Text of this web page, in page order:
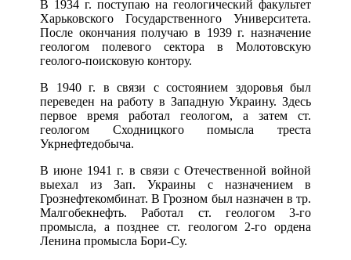
В 1934 г. поступаю на геологический факультет
Харьковского Государственного Университета.
После окончания получаю в 1939 г. назначение
геологом полевого сектора в Молотовскую
геолого-поисковую контору.
В 1940 г. в связи с состоянием здоровья был
переведен на работу в Западную Украину. Здесь
первое время работал геологом, а затем ст.
геологом Сходницкого помысла треста
Укрнефтедобыча.
В июне 1941 г. в связи с Отечественной войной
выехал из Зап. Украины с назначением в
Грознефтекомбинат. В Грозном был назначен в тр.
Малгобекнефть. Работал ст. геологом 3-го
промысла, а позднее ст. геологом 2-го ордена
Ленина промысла Бори-Су.